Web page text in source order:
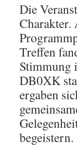
Die
Charakter.
Treffen
Stimmung
DB0XK
ergaben
begeistern.